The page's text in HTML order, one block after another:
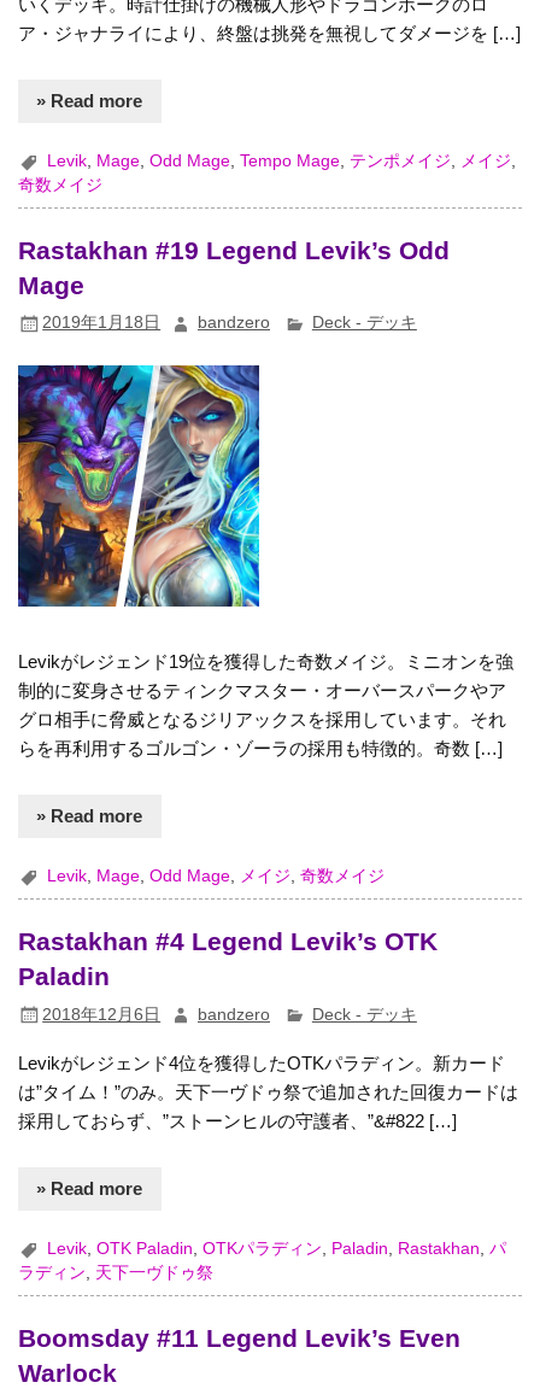
ア・ジャナライにより、終盤は挑発を無視してダメージを […]
» Read more
Levik Mage ,Odd Mage ,Tempo Mage テンポメイジ メイジ
奇数メイジ
Rastakhan #19 Legend Levik’s Odd
Mage
2019年1月18日 bandzero Deck - デッキ
Levikがレジェンド19位を獲得した奇数メイジ。ミニオンを強
制的に変身させるティンクマスター・オーバースパークやア
グロ相手に脅威となるジリアックスを採用しています。それ
らを再利用するゴルゴン・ゾーラの採用も特徴的。奇数 […]
» Read more
Levik Mage ,Odd Mage メイジ ,奇数メイジ
Rastakhan #4 Legend Levik’s OTK
Paladin
2018年12月6日 bandzero Deck - デッキ
Levikがレジェンド4位を獲得したOTKパラディン。新カード
は”タイム！”のみ。天下一ヴドゥ祭で追加された回復カードは
採用しておらず、”ストーンヒルの守護者、”&#822 […]
» Read more
Levik ,OTK Paladin ,OTKパラディン Paladin Rastakhan ,パ
ラディン
天下一ヴドゥ祭
Boomsday #11 Legend Levik’s Even
Warlock